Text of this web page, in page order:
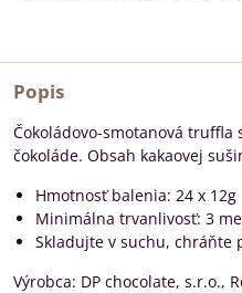
Popis
Čokoládovo-smotanová
čokoláde. Obsah kakaovej
Hmotnosť balenia: 24 x 12g
Minimálna trvanlivosť: 3
Skladujte v suchu, chráňte
Výrobca: DP chocolate, s.r.o.,